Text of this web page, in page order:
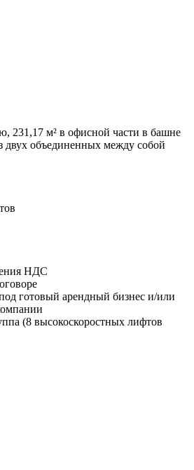
231,17 м² в офисной части в башне
двух объединенных между собой
НДС
готовый арендный бизнес и/или
(8 высокоскоростных лифтов